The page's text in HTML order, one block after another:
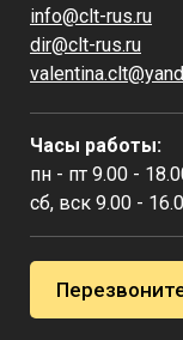
info@clt-rus.ru
dir@clt-rus.ru
Часы работы:
пн - пт 9.00 -
сб, вск 9.00 -